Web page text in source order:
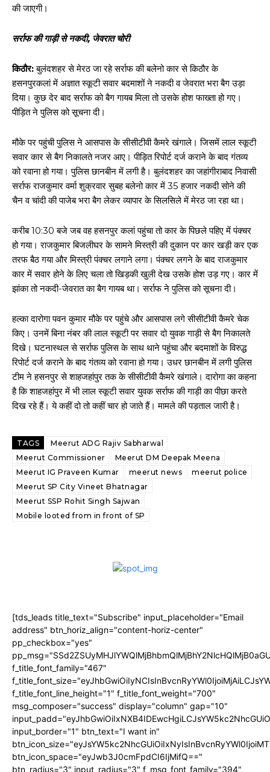
की जाएगी।
सर्राफ की गाड़ी से नकदी, जेवरात चोरी
किठौर:बुलंदशहर से मेरठ जा रहे सर्राफ की बलेनो कार से किठौर के
हसनपुरकलां में अज्ञात स्कूटी सवार बदमाशों ने नकदी व जेवरात भरा बैग उड़ा
दिया। कुछ देर बाद सर्राफ को बैग गायब मिला तो उसके होश फाख्ता हो गए।
पीड़ित ने पुलिस को सूचना दी।
मौके पर पहुंची पुलिस ने आसपास के सीसीटीवी कैमरे खंगाले। जिसमें लाल स्कूटी
सवार कार से बैग निकालते नजर आए। पीड़ित रिपोर्ट दर्ज कराने के बाद गंतव्य
को रवाना हो गया। पुलिस छानबीन में लगी है। बुलंदशहर का जहांगीराबाद निवासी
सर्राफ राजकुमार वर्मा शुक्रवार सुबह बलेनो कार में 35 हजार नकदी सोने की
चैन व चांदी की पाजेब भरा बैग लेकर व्यापार के सिलसिले में मेरठ जा रहा था।
करीब 10:30 बजे जब वह हसनपुर कलां पहुंचा तो कार के पिछले पहिए में पंक्चर
हो गया। राजकुमार बिजलीघर के सामने मिस्त्री की दुकान पर कार खड़ी कर एक
तरफ बैठ गया और मिस्त्री पंक्चर लगाने लगा। पंक्चर लगने के बाद राजकुमार
कार में सवार होने के लिए चला तो खिड़की खुली देख उसके होश उड़ गए। कार में
झांका तो नकदी-जेवरात का बैग गायब था। सर्राफ ने पुलिस को सूचना दी।
हल्का दारोगा पवन कुमार मौके पर पहुंचे और आसपास लगे सीसीटीवी कैमरे चेक
किए। उनमें बिना नंबर की लाल स्कूटी पर सवार दो युवक गाड़ी से बैग निकालते
दिखे। घटनास्थल से सर्राफ पुलिस के साथ थाने पहुंचा और बदमाशों के विरुद्ध
रिपोर्ट दर्ज कराने के बाद गंतव्य को रवाना हो गया। उधर छानबीन में लगी पुलिस
टीम ने हसनपुर से शाहजहांपुर तक के सीसीटीवी कैमरे खंगाले। दारोगा का कहना
है कि शाहजहांपुर में भी लाल स्कूटी सवार युवक सर्राफ की गाड़ी का पीछा करते
दिख रहे हैं। ये कहीं दो तो कहीं चार हो जाते हैं। मामले की पड़ताल जारी है।
TAGS
Meerut ADG Rajiv Sabharwal
Meerut Commissioner
Meerut DM Deepak Meena
Meerut IG Praveen Kumar
meerut news
meerut police
Meerut SP City Vineet Bhatnagar
Meerut SSP Rohit Singh Sajwan
Mobile looted from in front of SP
[tds_leads title_text="Subscribe" input_placeholder="Email
address" btn_horiz_align="content-horiz-center"
pp_checkbox="yes"
f_title_font_family="467"
f_title_font_line_height="1" f_title_font_weight="700"
msg_composer="success" display="column" gap="10"
input_border="1" btn_text="I want in"
btn_icon_space="eyJwb3J0cmFpdCI6IjMifQ=="
btn_radius="3" input_radius="3" f_msg_font_family="394"